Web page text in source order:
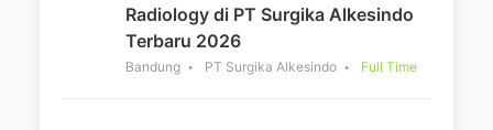
Radiology di PT Surgika Alkesindo
Terbaru 2026
Bandung PT Surgika Alkesindo Full Time